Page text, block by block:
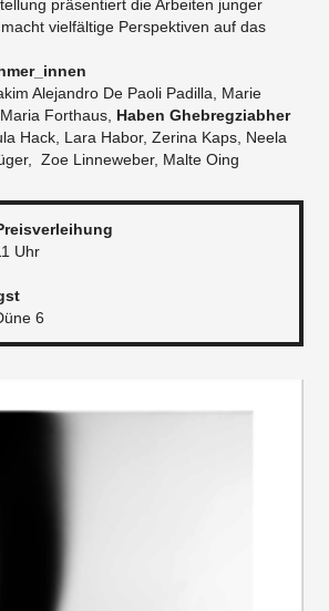
präsentiert die Arbeiten junger
vielfältige Perspektiven auf das
Alejandro De Paoli Padilla, Marie
Forthaus, Haben Ghebregziabher
Hack, Lara Habor, Zerina Kaps, Neela
Zoe Linneweber, Malte Oing
Uhr
6